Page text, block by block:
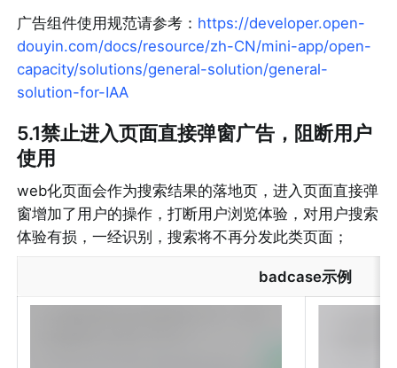
广告组件使用规范请参考： https://developer.open-
douyin.com/docs/resource/zh-CN/mini-app/open-
capacity/solutions/general-solution/general-
solution-for-IAA
5.1禁止进入页面直接弹窗广告，阻断用户
使用
web化页面会作为搜索结果的落地页，进入页面直接弹
窗增加了用户的操作，打断用户浏览体验，对用户搜索
体验有损，一经识别，搜索将不再分发此类页面；
badcase示例